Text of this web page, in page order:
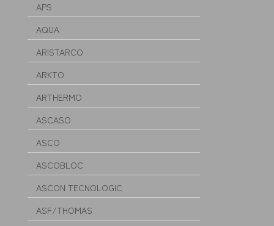
APS
AQUA
ARISTARCO
ARKTO
ARTHERMO
ASCASO
ASCO
ASCOBLOC
ASCON TECNOLOGIC
ASF/THOMAS